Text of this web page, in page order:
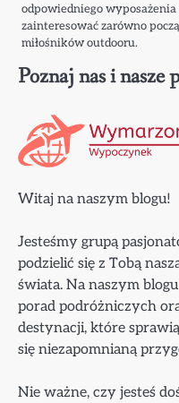
odpowiedniego
zainteresować zarówno
miłośników outdooru.
Poznaj nas i nasze
Witaj na naszym blogu!
Jesteśmy grupą
podzielić się z Tobą
świata. Na naszym
porad podróżniczych
destynacji, które
się niezapomnianą
Nie ważne, czy jesteś